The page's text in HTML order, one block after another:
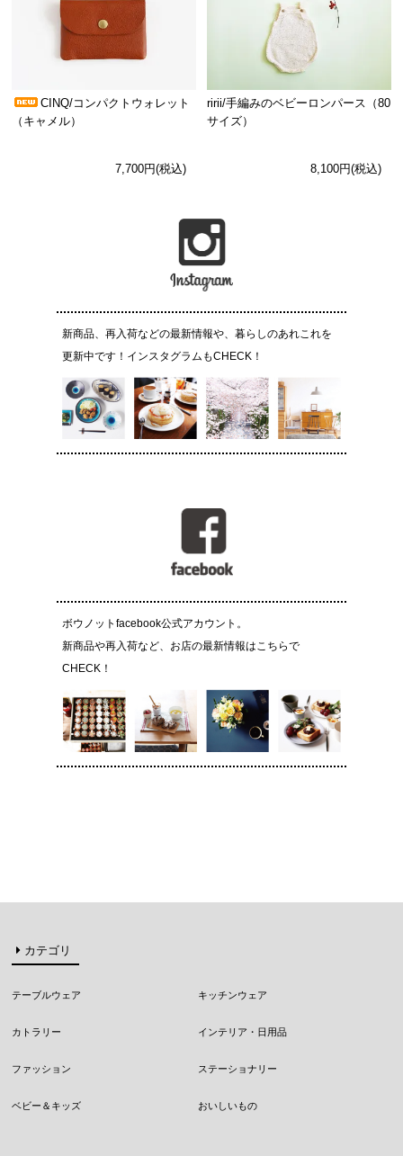
CINQ/コンパクトウォレット
（キャメル）
7,700円(税込)
ririi/手編みのベビーロンパース（80
サイズ）
8,100円(税込)
新商品、再入荷などの最新情報や、暮らしのあれこれを
更新中です！インスタグラムもCHECK！
ボウノットfacebook公式アカウント。
新商品や再入荷など、お店の最新情報はこちらで
CHECK！
カテゴリ
テーブルウェア キッチンウェア
カトラリー インテリア・日用品
ファッション ステーショナリー
ベビー＆キッズ おいしいもの